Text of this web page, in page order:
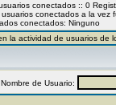
conectados :: 0
usuarios conectados a la vez
conectados: Ninguno
la actividad de usuarios de
Nombre de Usuario: